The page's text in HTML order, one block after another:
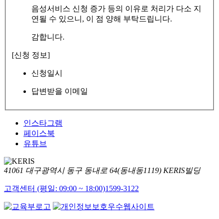
음성서비스 신청 증가 등의 이유로 처리가 다소 지
연될 수 있으니, 이 점 양해 부탁드립니다.
감합니다.
[신청 정보]
신청일시
답변받을 이메일
인스타그램
페이스북
유튜브
41061 대구광역시 동구 동내로 64(동내동1119) KERIS빌딩
고객센터 (평일: 09:00 ~ 18:00)1599-3122